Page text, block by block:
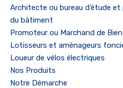
Architecte ou bureau d’étude
du bâtiment
Promoteur ou Marchand de
Lotisseurs et aménageurs
Loueur de vélos électriques
Nos Produits
Notre Démarche